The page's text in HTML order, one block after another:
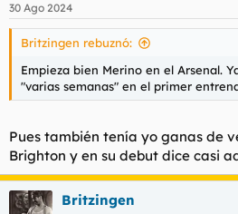
e
s
30 Ago 2024
Britzingen rebuznó:
Empieza bien Merino en el Arsenal.
"varias semanas" en el primer
Pues también tenía yo ganas de
Brighton y en su debut dice casi
Britzingen